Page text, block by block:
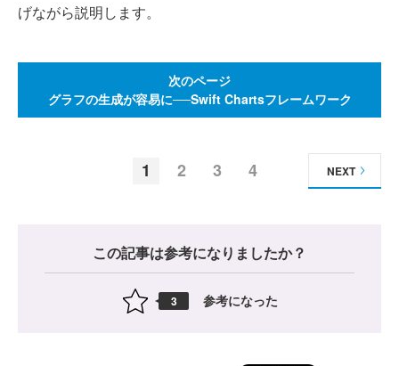
げながら説明します。
次のページ
グラフの生成が容易に──Swift Chartsフレームワーク
1 2 3 4 NEXT
この記事は参考になりましたか？
3 参考になった